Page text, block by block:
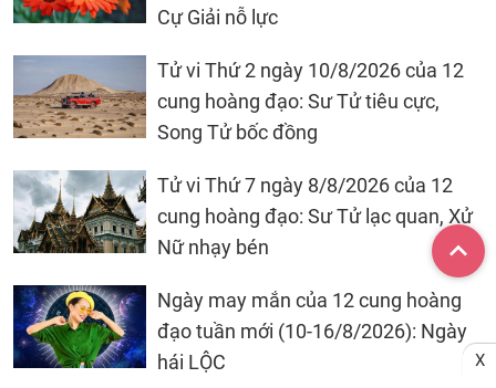
Cự Giải nỗ lực
Tử vi Thứ 2 ngày 10/8/2026 của 12
cung hoàng đạo: Sư Tử tiêu cực,
Song Tử bốc đồng
Tử vi Thứ 7 ngày 8/8/2026 của 12
cung hoàng đạo: Sư Tử lạc quan, Xử
Nữ nhạy bén
Ngày may mắn của 12 cung hoàng
đạo tuần mới (10-16/8/2026): Ngày
hái LỘC
X